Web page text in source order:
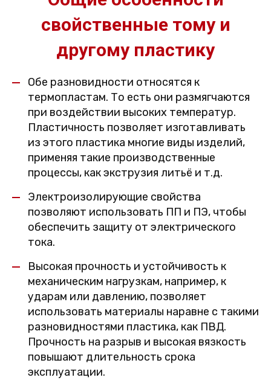
свойственные тому и
другому пластику
Обе разновидности относятся к
термопластам. То есть они размягчаются
при воздействии высоких температур.
Пластичность позволяет изготавливать
из этого пластика многие виды изделий,
применяя такие производственные
процессы, как экструзия литьё и т.д.
Электроизолирующие свойства
позволяют использовать ПП и ПЭ, чтобы
обеспечить защиту от электрического
тока.
Высокая прочность и устойчивость к
механическим нагрузкам, например, к
ударам или давлению, позволяет
использовать материалы наравне с такими
разновидностями пластика, как ПВД.
Прочность на разрыв и высокая вязкость
повышают длительность срока
эксплуатации.